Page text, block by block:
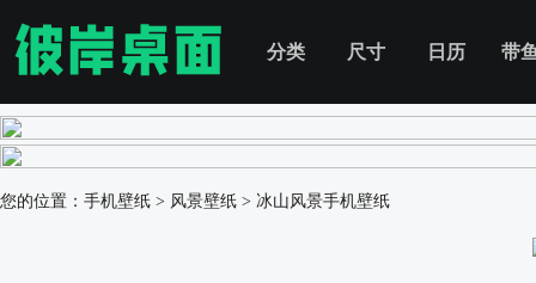
分类 尺寸 日历 带
您的位置： 手机壁纸 > 风景壁纸 > 冰山风景手机壁纸